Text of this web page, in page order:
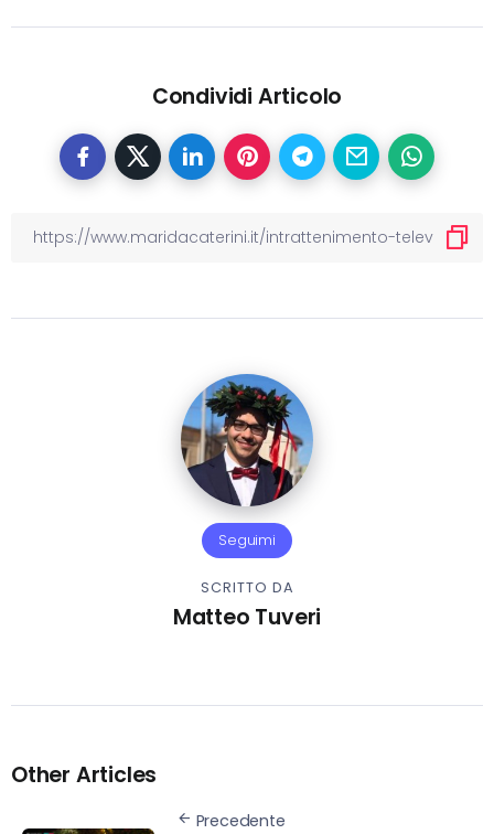
Condividi Articolo
Seguimi
SCRITTO DA
Matteo Tuveri
Other Articles
Precedente